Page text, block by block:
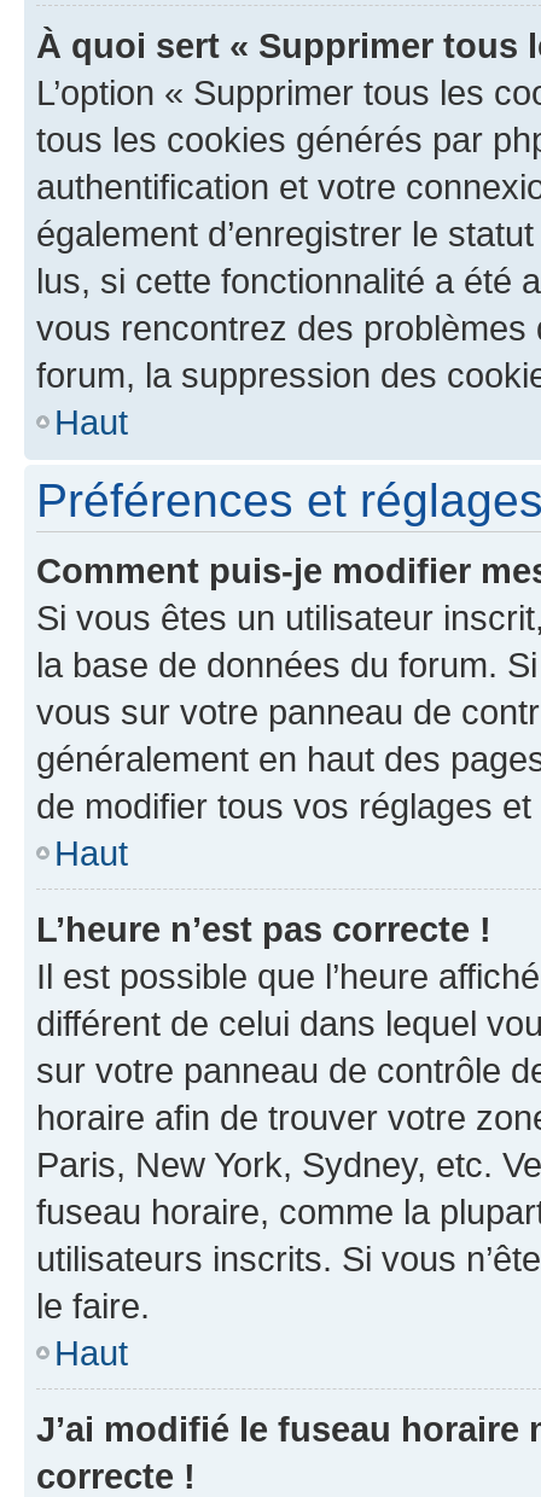
À quoi sert « Supprimer tous
L’option « Supprimer tous les
tous les cookies générés par
authentification et votre
également d’enregistrer le
lus, si cette fonctionnalité a été
vous rencontrez des
forum, la suppression des
Haut
Préférences et
Comment puis-je modifier
Si vous êtes un utilisateur
la base de données du forum.
vous sur votre panneau de
généralement en haut des
de modifier tous vos réglages
Haut
L’heure n’est pas correcte !
Il est possible que l’heure
différent de celui dans lequel
sur votre panneau de contrôle
horaire afin de trouver votre
Paris, New York, Sydney, etc.
fuseau horaire, comme la
utilisateurs inscrits. Si vous
le faire.
Haut
J’ai modifié le fuseau horaire
correcte !